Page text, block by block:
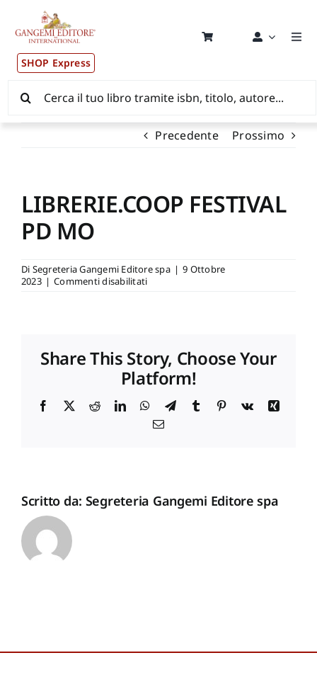
contenuto
SHOP Express
Pubblicazioni
News ed Eventi
CONSIP / MEPA / ANVUR / CINECA
Proposte di pubblicazione
Gangemi Editore
per:
Precedente Prossimo
LIBRERIE.COOP FESTIVAL
PD MO
Di Segreteria Gangemi Editore spa | 9 Ottobre
2023 | Commenti disabilitatisu
Share This Story, Choose Your
Platform!
Facebook
X RedditLinkedInWhatsApp
TelegramTumblr Pinterest
Vk
Xing
Email
Scritto da: Segreteria Gangemi Editore spa